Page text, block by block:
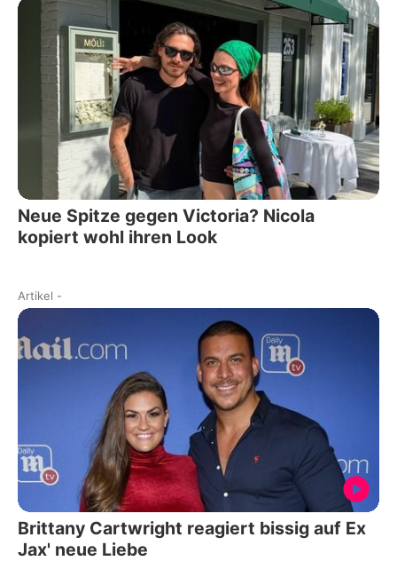
Neue Spitze gegen Victoria? Nicola
kopiert wohl ihren Look
Artikel -
Brittany Cartwright reagiert bissig auf Ex
Jax' neue Liebe